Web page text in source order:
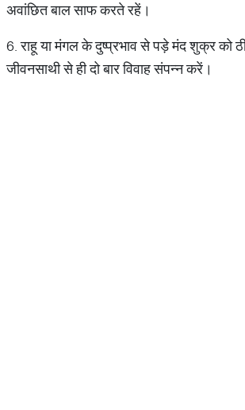
अवांछित बाल साफ करते रहें।
6. राहू या मंगल के दुष्प्रभाव से पड़े मंद शुक्र को
जीवनसाथी से ही दो बार विवाह संपन्न करें।